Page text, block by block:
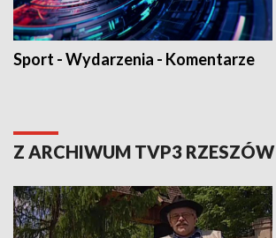
Sport - Wydarzenia - Komentarze
Z ARCHIWUM TVP3 RZESZÓW